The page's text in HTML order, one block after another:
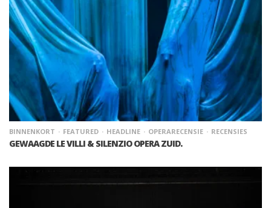
BINNENKORT FEATURED HEADLINE OPERARECENSIE RECENSIES
GEWAAGDE LE VILLI & SILENZIO OPERA ZUID.